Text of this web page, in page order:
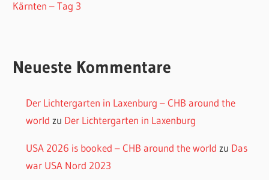
Kärnten – Tag 3
Neueste Kommentare
Der Lichtergarten in Laxenburg – CHB around the
world zu Der Lichtergarten in Laxenburg
USA 2026 is booked – CHB around the world zu Das
war USA Nord 2023